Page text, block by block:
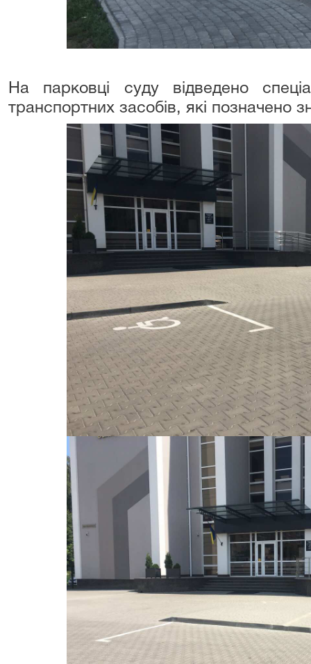
На парковці суду відведено
транспортних засобів, які позначено